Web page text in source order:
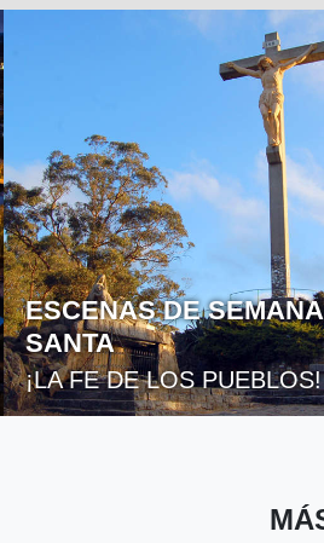
MONUMENTOS DE
MALVINAS
ESPACIOS PARA LA